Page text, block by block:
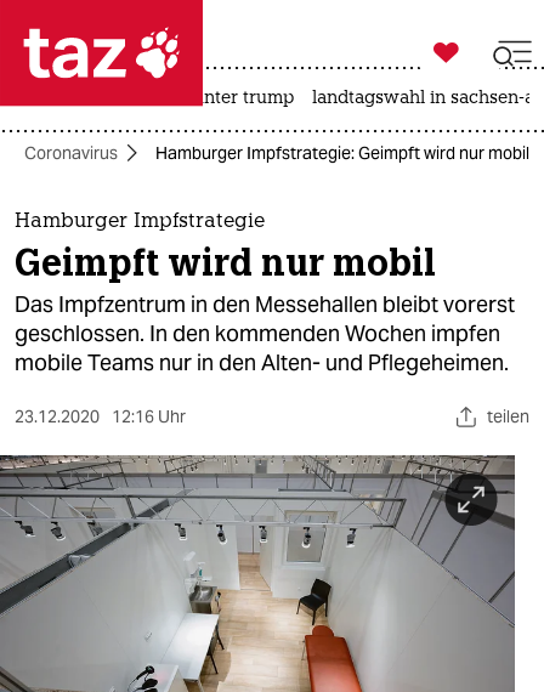
 taz zahl ich
taz zahl ich
themen
politik
öko
sport
berlin
nord

taz zahl ich
usa unter trump landtagswahl in sachsen-
Coronavirus Hamburger Impfstrategie: Geimpft wird nur mobil
Hamburger Impfstrategie
Geimpft wird nur mobil
Das Impfzentrum in den Messehallen bleibt vorerst
geschlossen. In den kommenden Wochen impfen
mobile Teams nur in den Alten- und Pflegeheimen.
23.12.2020 12:16 Uhr teilen